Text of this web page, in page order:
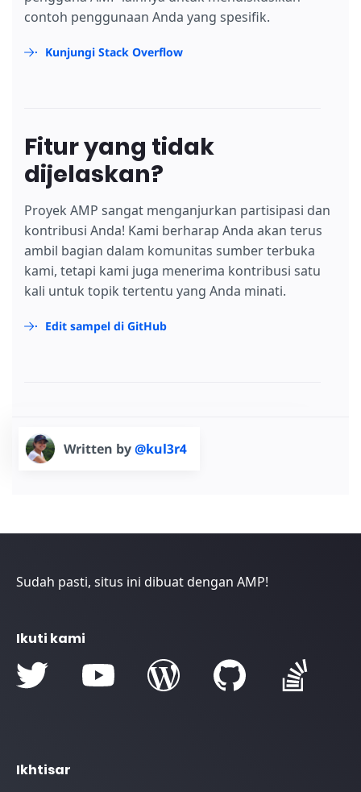
contoh penggunaan Anda yang spesifik.
Kunjungi Stack Overflow
Fitur yang tidak
dijelaskan?
Proyek AMP sangat menganjurkan partisipasi dan
kontribusi Anda! Kami berharap Anda akan terus
ambil bagian dalam komunitas sumber terbuka
kami, tetapi kami juga menerima kontribusi satu
kali untuk topik tertentu yang Anda minati.
Edit sampel di GitHub
Written by@kul3r4
Sudah pasti, situs ini dibuat dengan AMP!
Ikuti kami
Ikhtisar